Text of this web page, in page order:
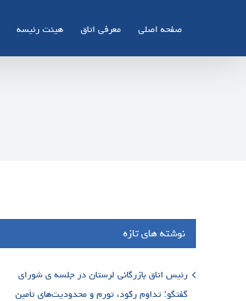
صفحه اصلی معرفی اتاق هیئت رئیسه
نوشته های تازه
رئیس اتاق بازرگانی لرستان در جلسه ی شورای
گفتگو: تداوم رکود، تورم و محدودیت‌های تأمین